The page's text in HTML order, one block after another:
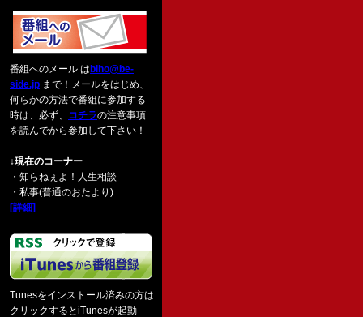
番組へのメール は biho@be-
side.jp まで！メールをはじめ、
何らかの方法で番組に参加する
時は、必ず、 コチラの注意事項
を読んでから参加して下さい！
↓現在のコーナー
・知らねぇよ！人生相談
・私事(普通のおたより)
[詳細]
Tunesをインストール済みの方は
クリックするとiTunesが起動